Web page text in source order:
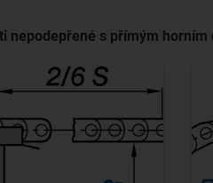
nepodepřené s přímým